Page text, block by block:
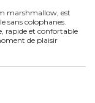
marshmallow, est
sans colophanes.
rapide et confortable
de plaisir